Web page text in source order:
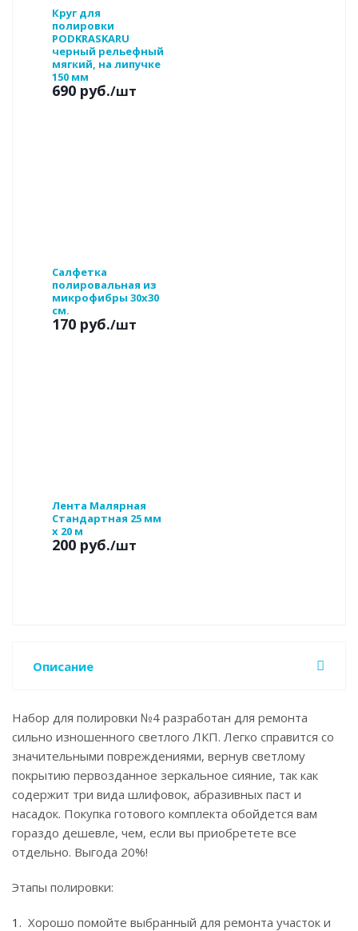
Круг для
полировки
PODKRASKARU
черный рельефный
мягкий, на липучке
150 мм
690 руб./шт
Салфетка
полировальная из
микрофибры 30х30
см.
170 руб./шт
Лента Малярная
Стандартная 25 мм
x 20 м
200 руб./шт
Описание
Набор для полировки №4 разработан для ремонта
сильно изношенного светлого ЛКП. Легко справится со
значительными повреждениями, вернув светлому
покрытию первозданное зеркальное сияние, так как
содержит три вида шлифовок, абразивных паст и
насадок. Покупка готового комплекта обойдется вам
гораздо дешевле, чем, если вы приобретете все
отдельно. Выгода 20%!
Этапы полировки:
Хорошо помойте выбранный для ремонта участок и